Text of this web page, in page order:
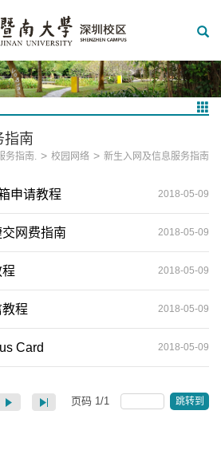
指南
务指南. > 校园网络 > 新生入网及信息服务指南
申请教程 2018-05-09
网费指南 2018-05-09
2018-05-09
程 2018-05-09
Card 2018-05-09
页码 1/1 跳转到